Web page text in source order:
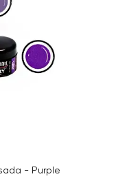
- Purple